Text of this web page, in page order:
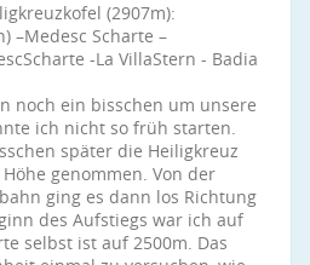
(2907m):
–Medesc Scharte –
-La VillaStern - Badia
noch ein bisschen um unsere
ich nicht so früh starten.
später die Heiligkreuz
genommen. Von der
ging es dann los Richtung
des Aufstiegs war ich auf
selbst ist auf 2500m. Das